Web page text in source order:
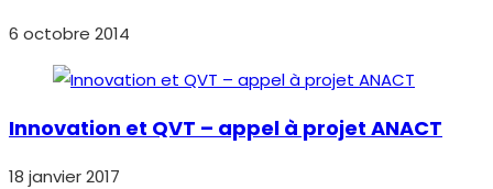
6 octobre 2014
Innovation et QVT – appel à projet ANACT
18 janvier 2017